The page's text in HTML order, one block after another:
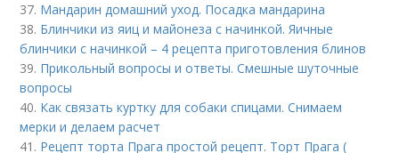
37. Мандарин домашний уход. Посадка мандарина
38. Блинчики из яиц и майонеза с начинкой. Яичные
блинчики с начинкой – 4 рецепта приготовления блинов
39. Прикольный вопросы и ответы. Смешные шуточные
вопросы
40. Как связать куртку для собаки спицами. Снимаем
мерки и делаем расчет
41. Рецепт торта Прага простой рецепт. Торт Прага (